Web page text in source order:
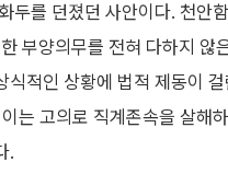
두를 던졌던 사안이다. 천안
부양의무를 전혀 다하지 않
적인 상황에 법적 제동이 걸
는 고의로 직계존속을 살해
.